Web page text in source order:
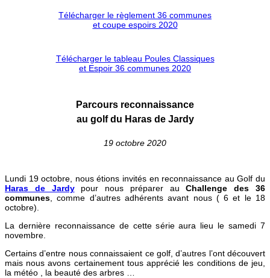
Télécharger le règlement 36 communes
et coupe espoirs 2020
Télécharger le tableau Poules Classiques
et Espoir 36 communes 2020
Parcours reconnaissance
au golf du Haras de Jardy
19 octobre 2020
Lundi 19 octobre, nous étions invités en reconnaissance au Golf du
Haras de Jardypour nous préparer auChallenge des 36
communes , comme d’autres adhérents avant nous ( 6 et le 18
octobre).
La dernière reconnaissance de cette série aura lieu le samedi 7
novembre.
Certains d’entre nous connaissaient ce golf, d’autres l’ont découvert
mais nous avons certainement tous apprécié les conditions de jeu,
la météo , la beauté des arbres …